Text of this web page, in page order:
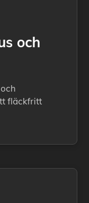
och
fläckfritt